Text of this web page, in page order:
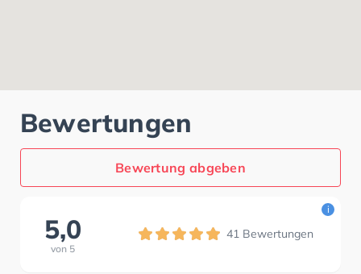
Bewertungen
Bewertung abgeben
5,0
von 5
41 Bewertungen
i